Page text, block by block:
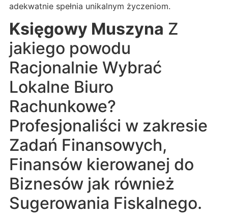
adekwatnie spełnia unikalnym życzeniom.
Księgowy Muszyna Z
jakiego powodu
Racjonalnie Wybrać
Lokalne Biuro
Rachunkowe?
Profesjonaliści w zakresie
Zadań Finansowych,
Finansów kierowanej do
Biznesów jak również
Sugerowania Fiskalnego.